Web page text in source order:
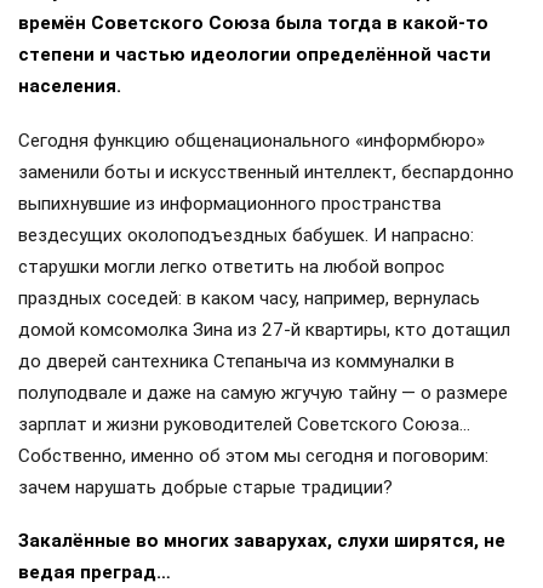
времён Советского Союза была тогда в какой-то
степени и частью идеологии определённой части
населения.
Сегодня функцию общенационального «информбюро»
заменили боты и искусственный интеллект, беспардонно
выпихнувшие из информационного пространства
вездесущих околоподъездных бабушек. И напрасно:
старушки могли легко ответить на любой вопрос
праздных соседей: в каком часу, например, вернулась
домой комсомолка Зина из 27-й квартиры, кто дотащил
до дверей сантехника Степаныча из коммуналки в
полуподвале и даже на самую жгучую тайну — о размере
зарплат и жизни руководителей Советского Союза…
Собственно, именно об этом мы сегодня и поговорим:
зачем нарушать добрые старые традиции?
Закалённые во многих заварухах, слухи ширятся, не
ведая преград…